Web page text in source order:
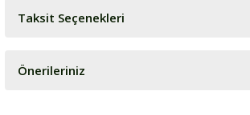
Bu ürüne ilk yorumu siz yapın!
Taksit Seçenekleri
Önerileriniz